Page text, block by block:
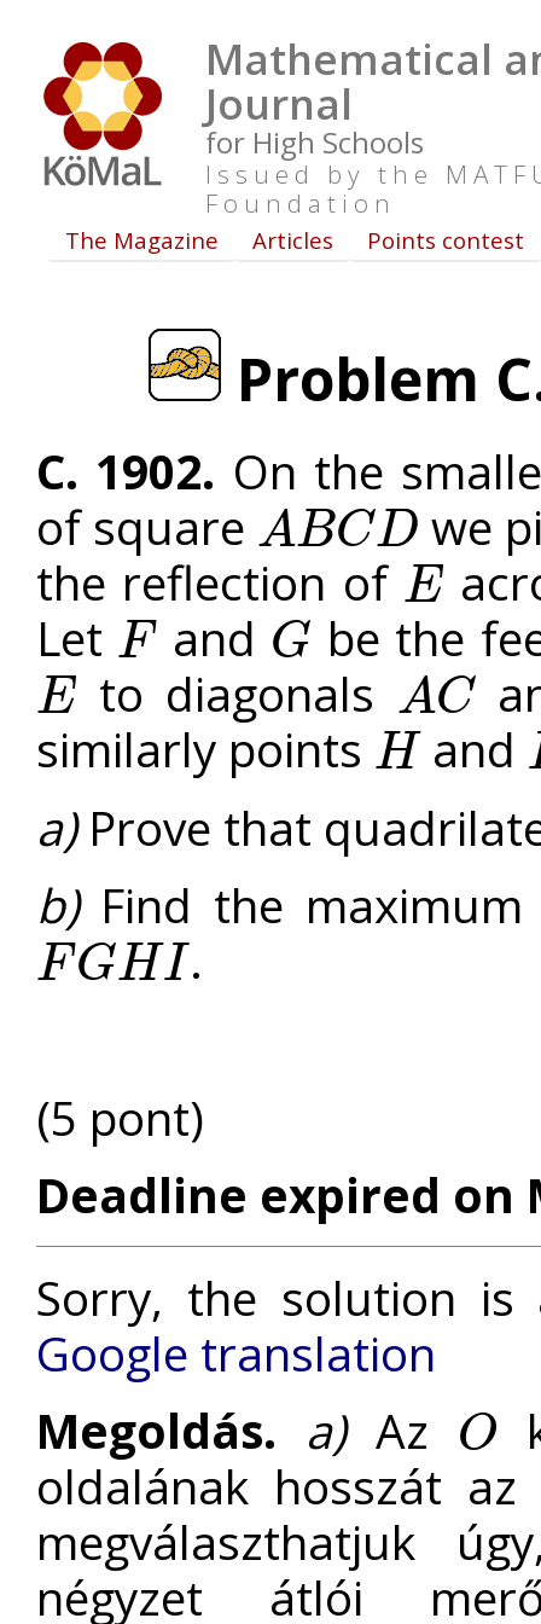
Mathematical
Journal
for High Schools
Issued by the
Foundation
The Magazine Articles Points contest
Problem
C. 1902. On the
of square ABCD
ABCD
we
the reflection of E
E
Let F
F and G
G be the
E
E to diagonals AC
AC
similarly points H
H and I
a)Prove that
b)Find the
F GHI
FGHI
.
(5 pont)
Deadline expired on
Sorry, the solution is
Google translation
Megoldás. a)Az O
O
oldalának hosszát
megválaszthatjuk
négyzet átlói